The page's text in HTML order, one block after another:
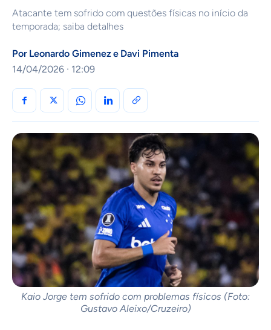
Atacante tem sofrido com questões físicas no início da
temporada; saiba detalhes
Por Leonardo Gimeneze Davi Pimenta
14/04/2026 · 12:09
Kaio Jorge tem sofrido com problemas físicos (Foto:
Gustavo Aleixo/Cruzeiro)